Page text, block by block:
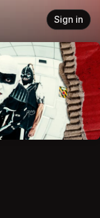
Sign in